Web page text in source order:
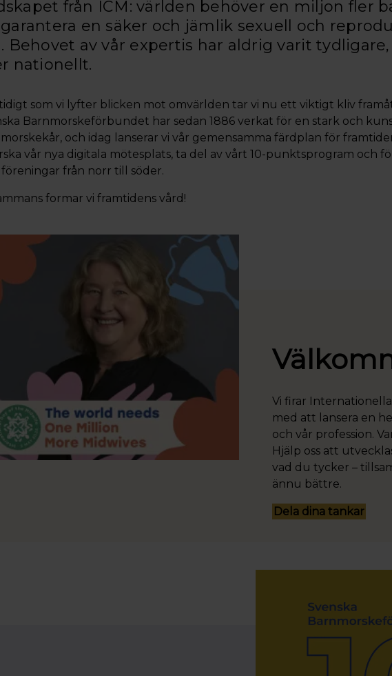
från ICM: världen behöver en miljon fler
en säker och jämlik sexuell och
Behovet av vår expertis har aldrig varit
nationellt.
som vi lyfter blicken mot omvärlden tar vi nu ett viktigt kliv
Barnmorskeförbundet har sedan 1886 verkat för en stark och
och idag lanserar vi vår gemensamma färdplan för
vår nya digitala mötesplats, ta del av vårt 10-punktsprogram och
från norr till söder.
formar vi framtidens vård!
Vi firar
med att lansera en
och vår profession.
Hjälp oss att
vad du tycker –
ännu bättre.
Dela dina tankar